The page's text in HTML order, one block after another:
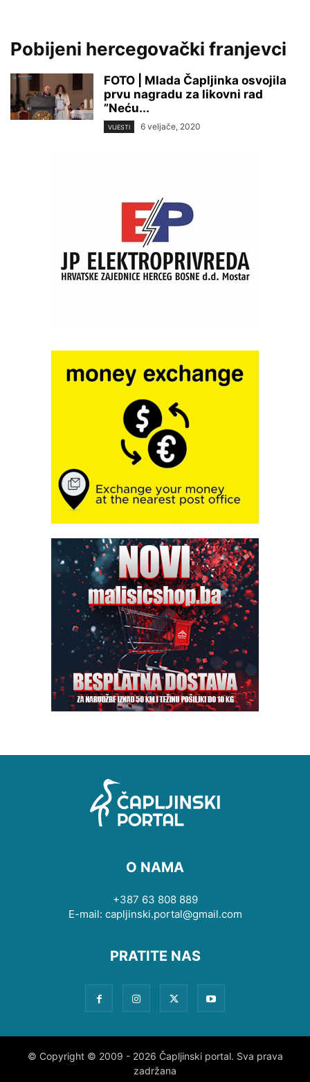
Pobijeni hercegovački franjevci
FOTO | Mlada Čapljinka osvojila
prvu nagradu za likovni rad
”Neću...
VIJESTI 6 veljače, 2020
O NAMA
+387 63 808 889
E-mail: capljinski.portal@gmail.com
PRATITE NAS
© Copyright © 2009 - 2026 Čapljinski portal. Sva prava
zadržana